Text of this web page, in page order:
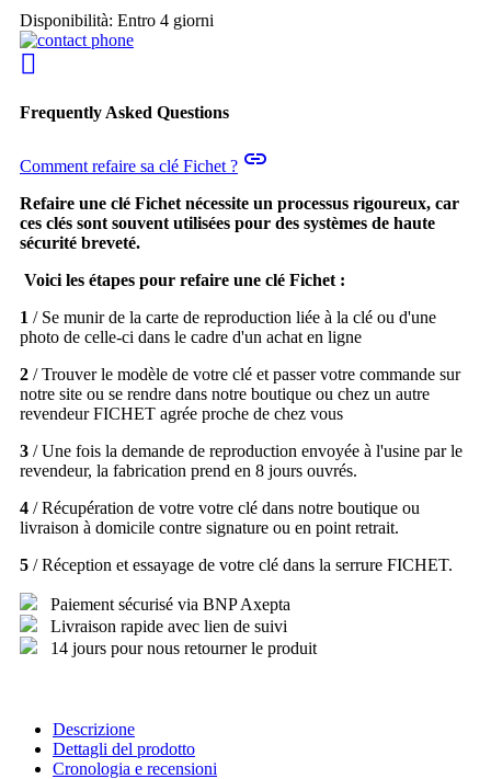
Disponibilità: Entro 4 giorni
Frequently Asked Questions
Comment refaire sa clé Fichet ? insert_link
Refaire une clé Fichet nécessite un processus rigoureux, car
ces clés sont souvent utilisées pour des systèmes de haute
sécurité breveté.
Voici les étapes pour refaire une clé Fichet :
1 / Se munir de la carte de reproduction liée à la clé ou d'une
photo de celle-ci dans le cadre d'un achat en ligne
2 / Trouver le modèle de votre clé et passer votre commande sur
notre site ou se rendre dans notre boutique ou chez un autre
revendeur FICHET agrée proche de chez vous
3 / Une fois la demande de reproduction envoyée à l'usine par le
revendeur, la fabrication prend en 8 jours ouvrés.
4 / Récupération de votre votre clé dans notre boutique ou
livraison à domicile contre signature ou en point retrait.
5 / Réception et essayage de votre clé dans la serrure FICHET.
Paiement sécurisé via BNP Axepta
Livraison rapide avec lien de suivi
14 jours pour nous retourner le produit
Descrizione
Dettagli del prodotto
Cronologia e recensioni